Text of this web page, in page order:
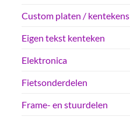
Custom platen / kentekens
Eigen tekst kenteken
Elektronica
Fietsonderdelen
Frame- en stuurdelen